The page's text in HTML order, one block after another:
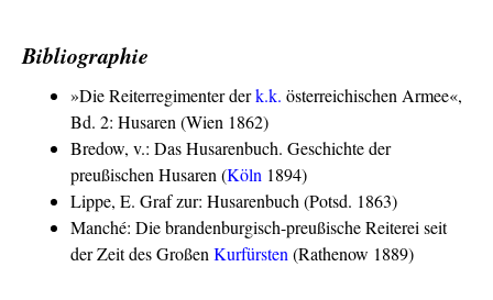
Bibliographie
»Die Reiterregimenter derk.k. österreichischen Armee«,
Bd. 2: Husaren (Wien 1862)
Bredow, v.: Das Husarenbuch. Geschichte der
preußischen Husaren (Köln 1894)
Lippe, E. Graf zur: Husarenbuch (Potsd. 1863)
Manché: Die brandenburgisch-preußische Reiterei seit
der Zeit des Großen Kurfürsten (Rathenow 1889)